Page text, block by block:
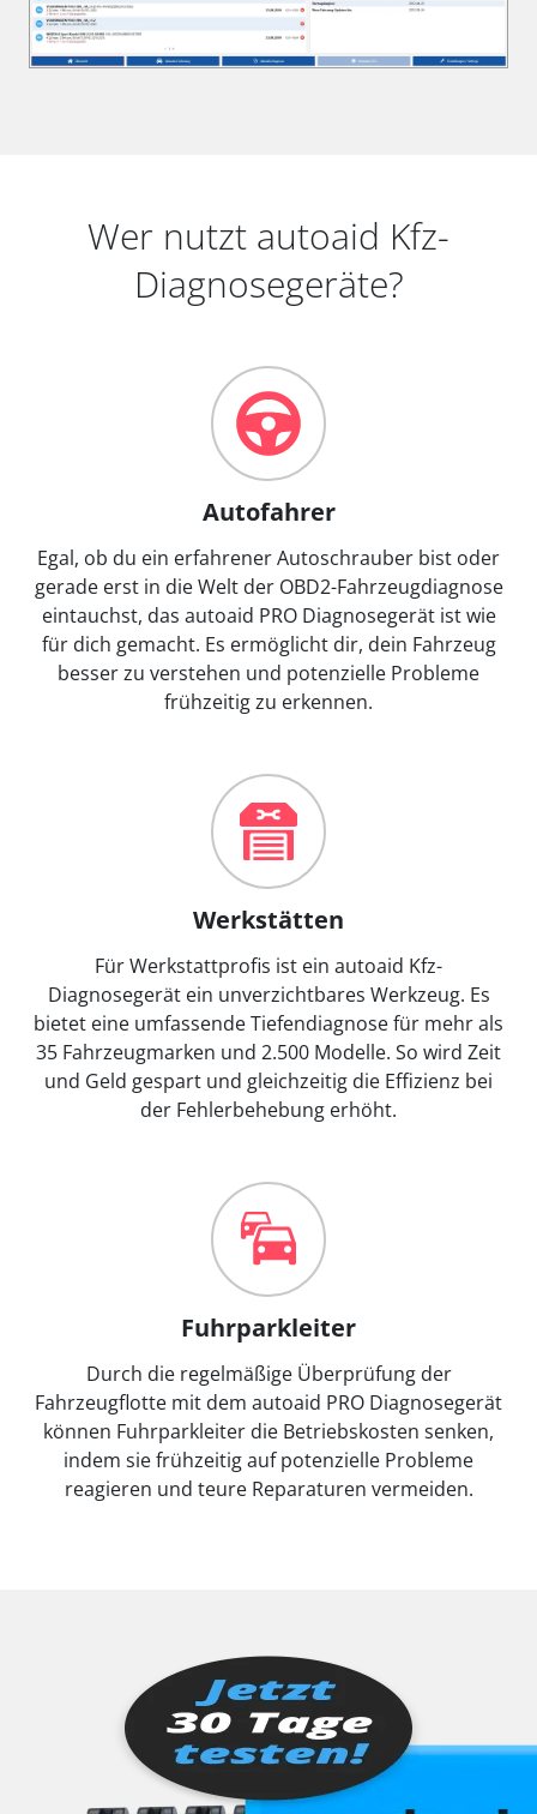
Wer nutzt autoaid Kfz-
Diagnosegeräte?
Autofahrer
Egal, ob du ein erfahrener Autoschrauber bist oder
gerade erst in die Welt der OBD2-Fahrzeugdiagnose
eintauchst, das autoaid PRO Diagnosegerät ist wie
für dich gemacht. Es ermöglicht dir, dein Fahrzeug
besser zu verstehen und potenzielle Probleme
frühzeitig zu erkennen.
Werkstätten
Für Werkstattprofis ist ein autoaid Kfz-
Diagnosegerät ein unverzichtbares Werkzeug. Es
bietet eine umfassende Tiefendiagnose für mehr als
35 Fahrzeugmarken und 2.500 Modelle. So wird Zeit
und Geld gespart und gleichzeitig die Effizienz bei
der Fehlerbehebung erhöht.
Fuhrparkleiter
Durch die regelmäßige Überprüfung der
Fahrzeugflotte mit dem autoaid PRO Diagnosegerät
können Fuhrparkleiter die Betriebskosten senken,
indem sie frühzeitig auf potenzielle Probleme
reagieren und teure Reparaturen vermeiden.